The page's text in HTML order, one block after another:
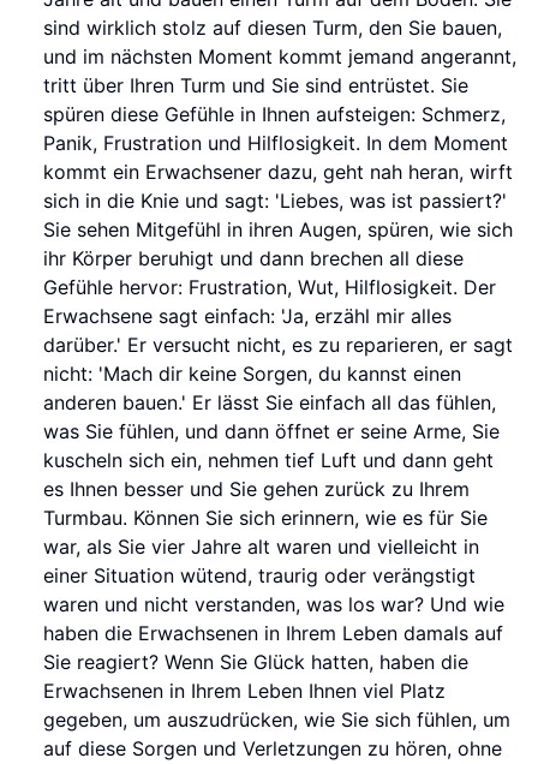
sind wirklich stolz auf diesen Turm, den Sie bauen,
und im nächsten Moment kommt jemand angerannt,
tritt über Ihren Turm und Sie sind entrüstet. Sie
spüren diese Gefühle in Ihnen aufsteigen: Schmerz,
Panik, Frustration und Hilflosigkeit. In dem Moment
kommt ein Erwachsener dazu, geht nah heran, wirft
sich in die Knie und sagt: 'Liebes, was ist passiert?'
Sie sehen Mitgefühl in ihren Augen, spüren, wie sich
ihr Körper beruhigt und dann brechen all diese
Gefühle hervor: Frustration, Wut, Hilflosigkeit. Der
Erwachsene sagt einfach: 'Ja, erzähl mir alles
darüber.' Er versucht nicht, es zu reparieren, er sagt
nicht: 'Mach dir keine Sorgen, du kannst einen
anderen bauen.' Er lässt Sie einfach all das fühlen,
was Sie fühlen, und dann öffnet er seine Arme, Sie
kuscheln sich ein, nehmen tief Luft und dann geht
es Ihnen besser und Sie gehen zurück zu Ihrem
Turmbau. Können Sie sich erinnern, wie es für Sie
war, als Sie vier Jahre alt waren und vielleicht in
einer Situation wütend, traurig oder verängstigt
waren und nicht verstanden, was los war? Und wie
haben die Erwachsenen in Ihrem Leben damals auf
Sie reagiert? Wenn Sie Glück hatten, haben die
Erwachsenen in Ihrem Leben Ihnen viel Platz
gegeben, um auszudrücken, wie Sie sich fühlen, um
auf diese Sorgen und Verletzungen zu hören, ohne